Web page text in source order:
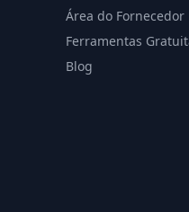
Área do Fornecedor
Ferramentas
Blog